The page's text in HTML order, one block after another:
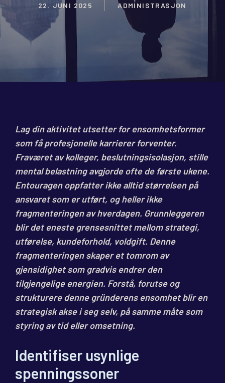
22. JUNI 2025 ADMINISTRASJON
Lag din aktivitet utsetter for ensomhetsformer
som få profesjonelle karrierer forventer.
Fraværet av kolleger, beslutningsisolasjon, stille
mental belastning avgjorde ofte de første ukene.
Entouragen oppfatter ikke alltid størrelsen på
ansvaret som er utført, og heller ikke
fragmenteringen av hverdagen. Grunnleggeren
blir det eneste grensesnittet mellom strategi,
utførelse, kundeforhold, voldgift. Denne
fragmenteringen skaper et tomrom av
gjensidighet som gradvis endrer den
tilgjengelige energien. Forstå, forutse og
strukturere denne gründerens ensomhet blir en
strategisk akse i seg selv, på samme måte som
styring av tid eller omsetning.
Identifiser usynlige
spenningssoner